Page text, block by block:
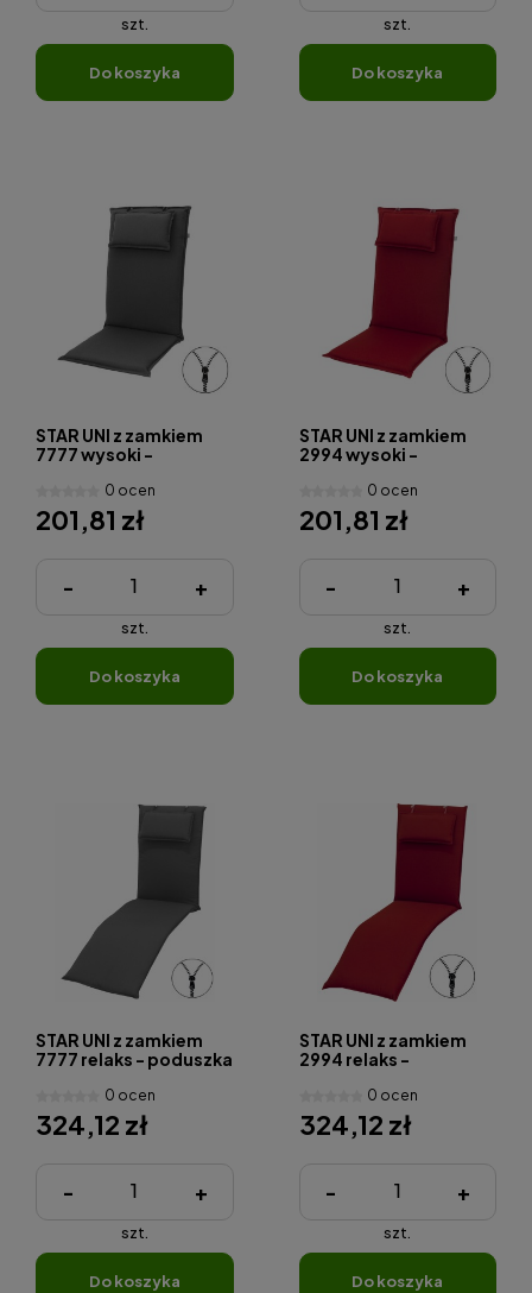
szt.
do koszyka
szt.
do koszyka
STAR UNI z zamkiem
7777 wysoki -
fotel z zagł0 ocen
201,81 zł
- +
szt.
do koszyka
STAR UNI z zamkiem
2994 wysoki -
fotel z zagł0 ocen
201,81 zł
- +
szt.
do koszyka
STAR UNI z zamkiem
7777 relaks - poduszka
0 ocen
324,12 zł
- +
szt.
do koszyka
STAR UNI z zamkiem
2994 relaks -
relaksacyjny z zagł
0 ocen
324,12 zł
- +
szt.
do koszyka